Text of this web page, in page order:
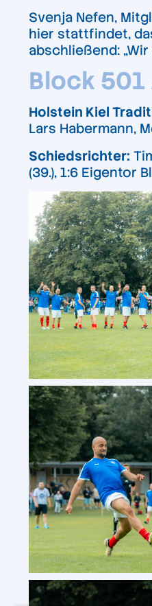
Svenja Nefen,
hier stattfindet,
abschließend:
Block
Holstein Kiel
Lars Habermann,
Schiedsrichter:
(39.), 1:6 Eigentor